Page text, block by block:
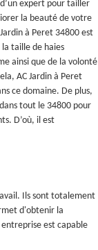
expert pour tailler
la beauté de votre
à Peret 34800 est
taille de haies
ainsi que de la volonté
AC Jardin à Peret
ce domaine. De plus,
tout le 34800 pour
D’où, il est
Ils sont totalement
d'obtenir la
est capable